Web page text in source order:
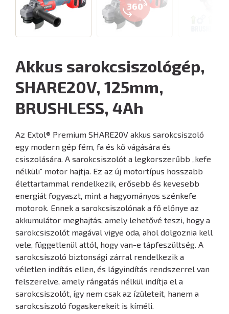
360°
Akkus sarokcsiszológép,
SHARE20V, 125mm,
BRUSHLESS, 4Ah
Az Extol® Premium SHARE20V akkus sarokcsiszoló
egy modern gép fém, fa és kő vágására és
csiszolására. A sarokcsiszolót a legkorszerűbb „kefe
nélküli" motor hajtja. Ez az új motortípus hosszabb
élettartammal rendelkezik, erősebb és kevesebb
energiát fogyaszt, mint a hagyományos szénkefe
motorok. Ennek a sarokcsiszolónak a fő előnye az
akkumulátor meghajtás, amely lehetővé teszi, hogy a
sarokcsiszolót magával vigye oda, ahol dolgoznia kell
vele, függetlenül attól, hogy van-e tápfeszültség. A
sarokcsiszoló biztonsági zárral rendelkezik a
véletlen indítás ellen, és lágyindítás rendszerrel van
felszerelve, amely rángatás nélkül indítja el a
sarokcsiszolót, így nem csak az ízületeit, hanem a
sarokcsiszoló fogaskerekeit is kíméli.